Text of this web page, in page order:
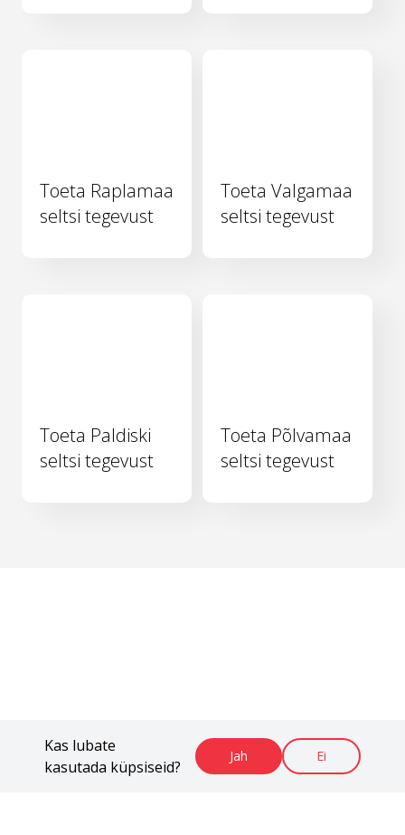
Kas lubate
kasutada küpsiseid?
Jah Ei
Toeta Raplamaa
seltsi tegevust
Toeta Valgamaa
seltsi tegevust
Toeta Paldiski
seltsi tegevust
Toeta Põlvamaa
seltsi tegevust